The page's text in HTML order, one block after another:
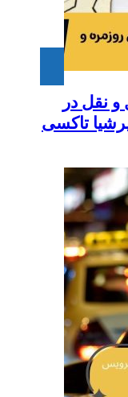
نقل در
تاکسی